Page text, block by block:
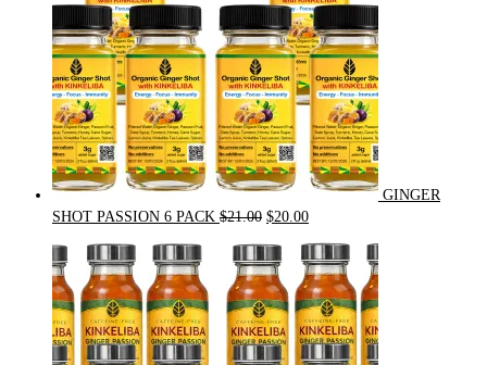
GINGER
SHOT PASSION 6 PACK $21.00 Original
was:
$21.00.
$20.00Current
is:
$20.00.